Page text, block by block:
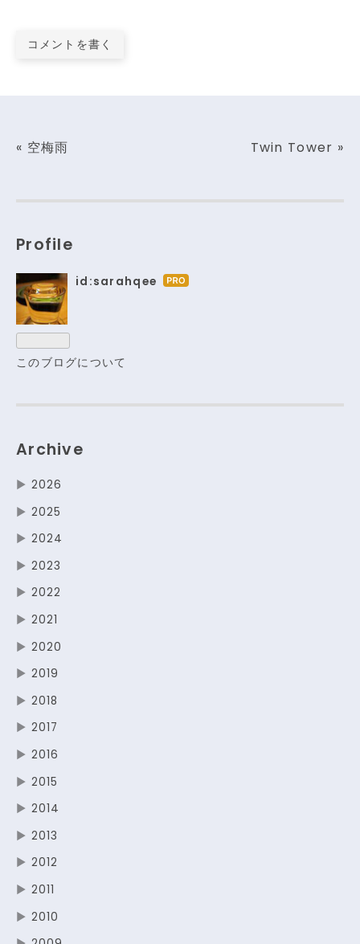
コメントを書く
« 空梅雨 Twin Tower »
Profile
id:sarahqee はて
このブログについて
Archive
▶ 2026
▶ 2025
▶ 2024
▶ 2023
▶ 2022
▶ 2021
▶ 2020
▶ 2019
▶ 2018
▶ 2017
▶ 2016
▶ 2015
▶ 2014
▶ 2013
▶ 2012
▶ 2011
▶ 2010